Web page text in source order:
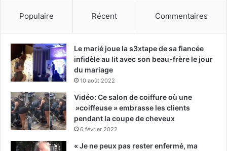
Populaire Récent Commentaires
Le marié joue la s3xtape de sa fiancée
infidèle au lit avec son beau-frère le jour
du mariage
10 août 2022
Vidéo: Ce salon de coiffure où une
»coiffeuse » embrasse les clients
pendant la coupe de cheveux
6 février 2022
« Je ne peux pas rester enfermé, ma